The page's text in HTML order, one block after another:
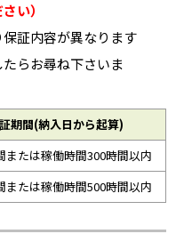
い）
証内容が異なります
らお尋ね下さいま
期間(納入日から起算)
または稼働時間300時間以内
または稼働時間500時間以内